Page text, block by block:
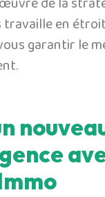
de la
travaille en
garantir le